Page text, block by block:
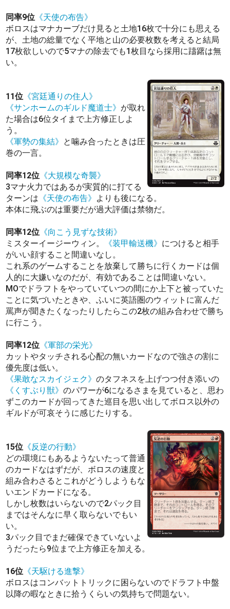
同率9位 《天使の布告》
ボロスはマナカーブだけ見ると土地16枚で十分にも思える
が、土地の総量でなく平地と山の必要枚数を考えると結局
17枚欲しいので5マナの除去でも1枚目なら採用に躊躇は無
い。
11位 《宮廷通りの住人》
《サンホームのギルド魔道士》 が取れ
た場合は6位タイまで上方修正しよ
う。
《軍勢の集結》 と噛み合ったときは圧
巻の一言。
同率12位 《大規模な奇襲》
3マナ火力ではあるが実質的に打てる
ターンは 《天使の布告》 よりも後になる。
本体に飛ぶのは重要だが過大評価は禁物だ。
同率12位 《向こう見ずな技術》
ミスターイージーウィン。
《装甲輸送機》 につけると相手
がいい顔すること間違いなし。
これ系のゲームすることを放棄して勝ちに行くカードは個
人的に大嫌いなのだが、有効であることは間違いない。
MOでドラフトをやっていていつの間にか上下と被っていた
ことに気づいたときや、ふいに英語圏のウィットに富んだ
罵声が聞きたくなったりしたらこの2枚の組み合わせで勝ち
に行こう。
同率12位 《軍部の栄光》
カットやタッチされる心配の無いカードなので強さの割に
優先度は低い。
《果敢なスカイジェク》のタフネスを上げつつ付き添いの
《くすぶり獣》のパワーが6になるさまを見ていると、思わ
ずこのカードが回ってきた巡目を思い出してボロス以外の
ギルドが可哀そうに感じたりする。
15位 《反逆の行動》
どの環境にもあるようないたって普通
のカードなはずだが、ボロスの速度と
組み合わさるとこれがどうしようもな
いエンドカードになる。
しかし枚数はいらないので2パック目
まではそんなに早く取らないでもい
い。
3パック目でまだ確保できていないよ
うだったら9位まで上方修正を加える。
16位 《天駆ける進撃》
ボロスはコンバットトリックに困らないのでドラフト中盤
以降の暇なときに拾うくらいの気持ちで問題ない。